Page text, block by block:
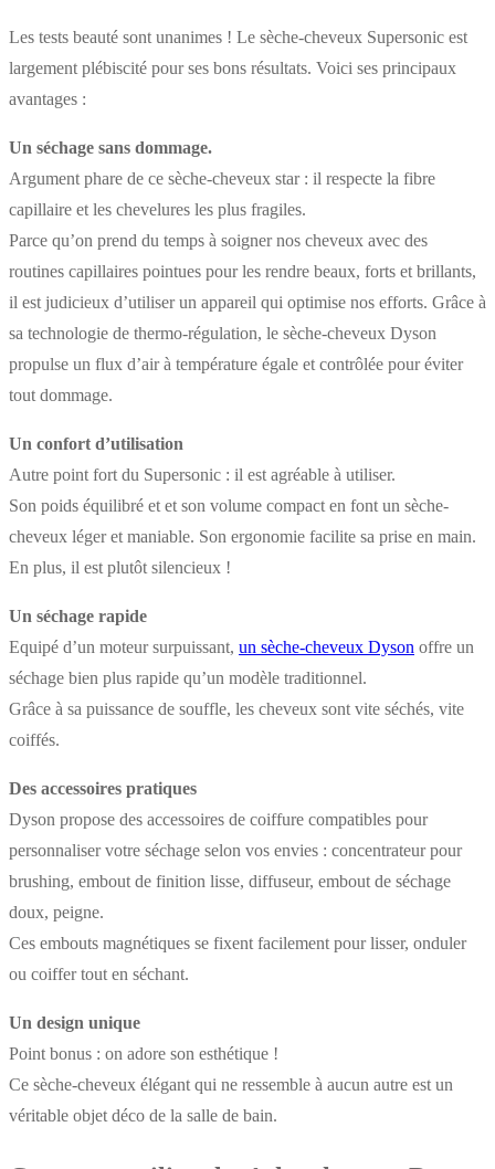
Les tests beauté sont unanimes ! Le sèche-cheveux Supersonic est
largement plébiscité pour ses bons résultats. Voici ses principaux
avantages :
Un séchage sans dommage.
Argument phare de ce sèche-cheveux star : il respecte la fibre
capillaire et les chevelures les plus fragiles.
Parce qu’on prend du temps à soigner nos cheveux avec des
routines capillaires pointues pour les rendre beaux, forts et brillants,
il est judicieux d’utiliser un appareil qui optimise nos efforts. Grâce à
sa technologie de thermo-régulation, le sèche-cheveux Dyson
propulse un flux d’air à température égale et contrôlée pour éviter
tout dommage.
Un confort d’utilisation
Autre point fort du Supersonic : il est agréable à utiliser.
Son poids équilibré et et son volume compact en font un sèche-
cheveux léger et maniable. Son ergonomie facilite sa prise en main.
En plus, il est plutôt silencieux !
Un séchage rapide
Equipé d’un moteur surpuissant, un sèche-cheveux Dyson offre un
séchage bien plus rapide qu’un modèle traditionnel.
Grâce à sa puissance de souffle, les cheveux sont vite séchés, vite
coiffés.
Des accessoires pratiques
Dyson propose des accessoires de coiffure compatibles pour
personnaliser votre séchage selon vos envies : concentrateur pour
brushing, embout de finition lisse, diffuseur, embout de séchage
doux, peigne.
Ces embouts magnétiques se fixent facilement pour lisser, onduler
ou coiffer tout en séchant.
Un design unique
Point bonus : on adore son esthétique !
Ce sèche-cheveux élégant qui ne ressemble à aucun autre est un
véritable objet déco de la salle de bain.